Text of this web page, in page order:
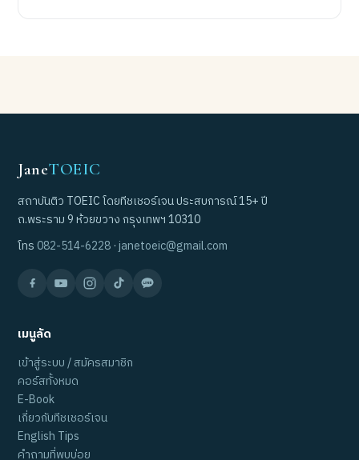
JaneTOEIC
สถาบันติว TOEIC โดยทีชเชอร์เจน ประสบการณ์ 15+ ปี
ถ.พระราม 9 ห้วยขวาง กรุงเทพฯ 10310
โทร 082-514-6228 ·janetoeic@gmail.com
เมนูลัด
เข้าสู่ระบบ / สมัครสมาชิก
คอร์สทั้งหมด
E-Book
เกี่ยวกับทีชเชอร์เจน
English Tips
คำถามที่พบบ่อย